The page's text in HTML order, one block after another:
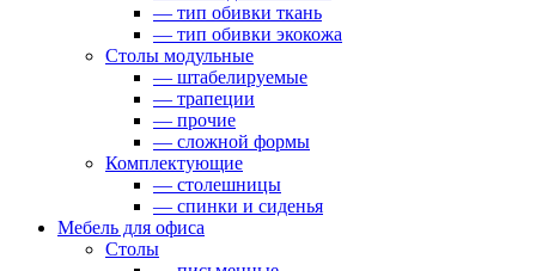
— тип обивки ткань
— тип обивки экокожа
Столы модульные
— штабелируемые
— трапеции
— прочие
— сложной формы
Комплектующие
— столешницы
— спинки и сиденья
Мебель для офиса
Столы